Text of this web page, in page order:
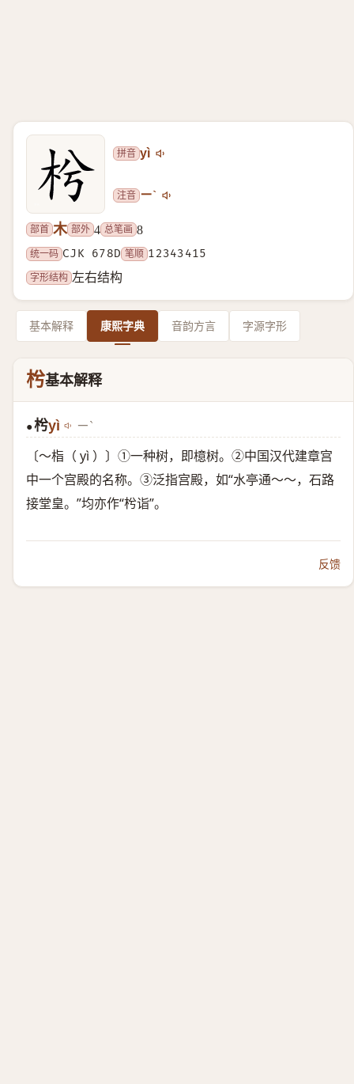
拼音 yì
注音 ㄧˋ
部首 木 部外 4 总笔画 8
统一码 CJK 678D 笔顺 12343415
字形结构 左右结构
基本解释 康熙字典 音韵方言 字源字形
枍基本解释
●枍yì ㄧˋ
〔～栺（ yì ）〕①一种树，即檍树。②中国汉代建章宫
中一个宫殿的名称。③泛指宫殿，如“水亭通～～，石路
接堂皇。”均亦作“枍诣”。
反馈